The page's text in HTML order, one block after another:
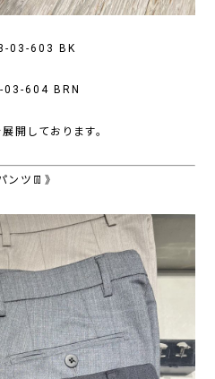
03-603 BK
03-604 BRN
開しております。
ンツ👖》